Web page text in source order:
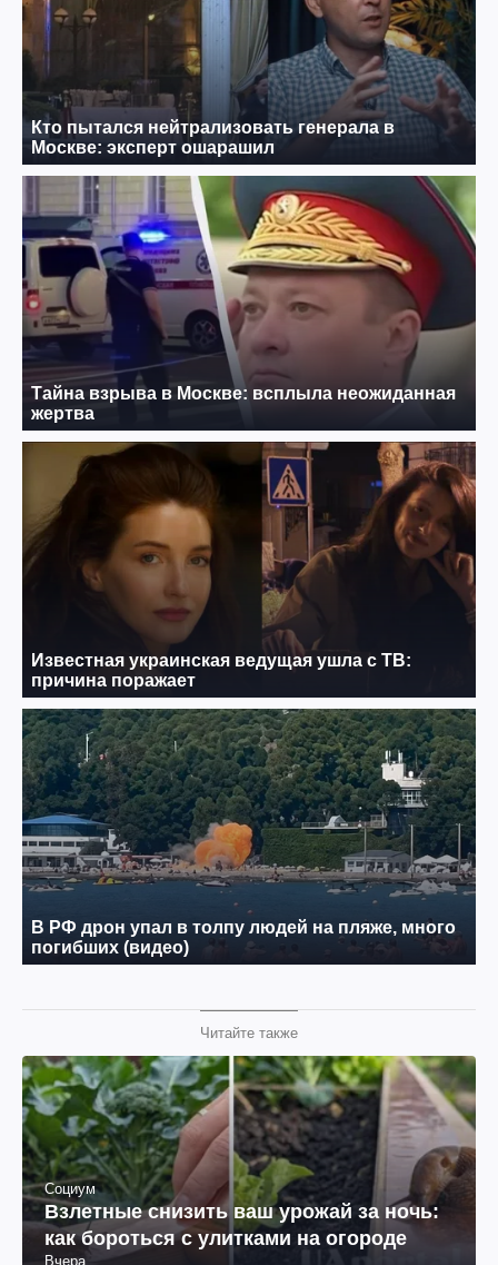
Читайте также
Социум
Взлетные снизить ваш урожай за ночь:
как бороться с улитками на огороде
Вчера